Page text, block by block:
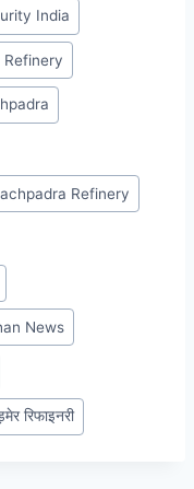
India
Refinery
Refinery
News
रिफाइनरी